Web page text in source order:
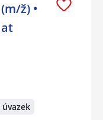
ž) •
úvazek